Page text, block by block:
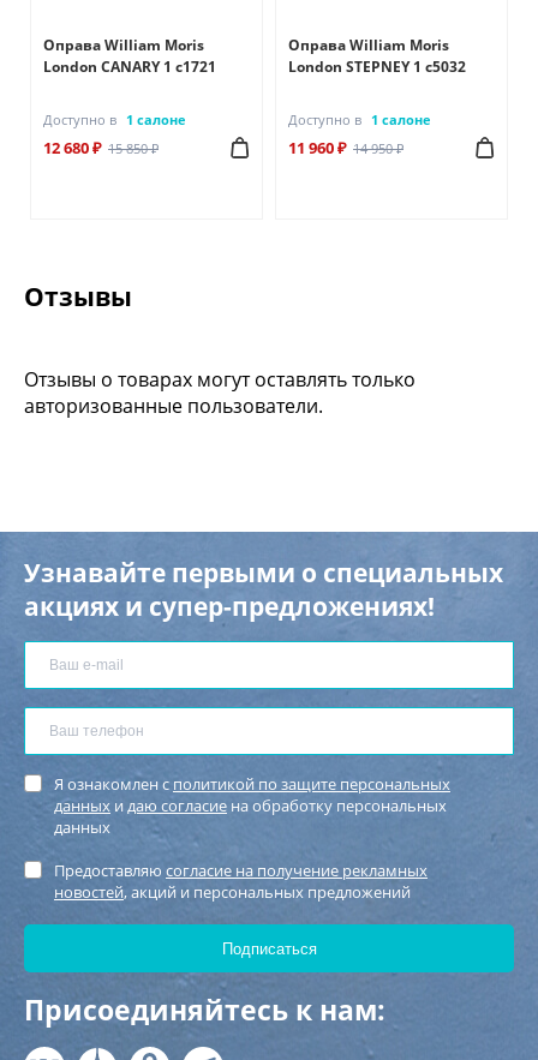
Оправа William Moris
London CANARY 1 c1721
Доступно в 1 салоне
12 680 ₽ 15 850 ₽
Оправа William Moris
London STEPNEY 1 c5032
Доступно в 1 салоне
11 960 ₽ 14 950 ₽
Отзывы
Отзывы о товарах могут оставлять только
авторизованные пользователи.
Узнавайте первыми о специальных
акциях и супер-предложениях!
Я ознакомлен с политикой по защите персональных
данных идаю согласие на обработку персональных
данных
Предоставляю согласие на получение рекламных
новостей, акций и персональных предложений
Присоединяйтесь к нам: